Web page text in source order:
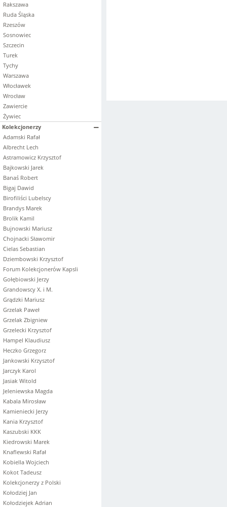
Rakszawa
Ruda Śląska
Rzeszów
Sosnowiec
Szczecin
Turek
Tychy
Warszawa
Włocławek
Wrocław
Zawiercie
Żywiec
Kolekcjonerzy
Adamski Rafał
Albrecht Lech
Astramowicz Krzysztof
Bajkowski Jarek
Banaś Robert
Bigaj Dawid
Birofiliści Lubelscy
Brandys Marek
Brolik Kamil
Bujnowski Mariusz
Chojnacki Sławomir
Cielas Sebastian
Dziembowski Krzysztof
Forum Kolekcjonerów Kapsli
Gołębiowski Jerzy
Grandowscy X. i M.
Grądzki Mariusz
Grzelak Paweł
Grzelak Zbigniew
Grzelecki Krzysztof
Hampel Klaudiusz
Heczko Grzegorz
Jankowski Krzysztof
Jarczyk Karol
Jasiak Witold
Jeleniewska Magda
Kabala Mirosław
Kamieniecki Jerzy
Kania Krzysztof
Kaszubski KKK
Kiedrowski Marek
Knaflewski Rafał
Kobiella Wojciech
Kokot Tadeusz
Kolekcjonerzy z Polski
Kołodziej Jan
Kołodziejek Adrian